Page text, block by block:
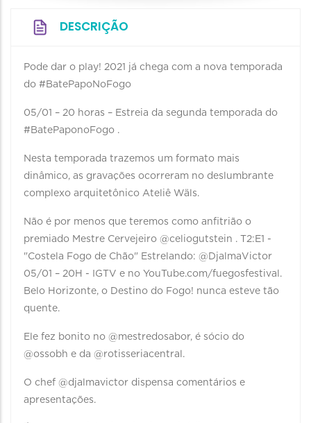
DESCRIÇÃO
Pode dar o play! 2021 já chega com a nova temporada
do #BatePapoNoFogo
05/01 – 20 horas – Estreia da segunda temporada do
#BatePaponoFogo .
Nesta temporada trazemos um formato mais
dinâmico, as gravações ocorreram no deslumbrante
complexo arquitetônico Ateliê Wäls.
Não é por menos que teremos como anfitrião o
premiado Mestre Cervejeiro @celiogutstein . T2:E1 -
"Costela Fogo de Chão" Estrelando: @DjalmaVictor
05/01 – 20H - IGTV e no YouTube.com/fuegosfestival.
Belo Horizonte, o Destino do Fogo! nunca esteve tão
quente.
Ele fez bonito no @mestredosabor, é sócio do
@ossobh e da @rotisseriacentral.
O chef @djalmavictor dispensa comentários e
apresentações.